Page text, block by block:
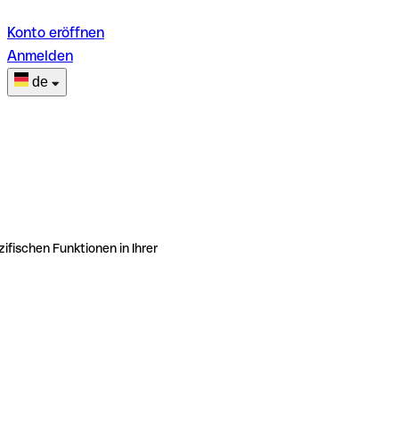
Konto eröffnen
Anmelden
de
Funktionen in Ihrer